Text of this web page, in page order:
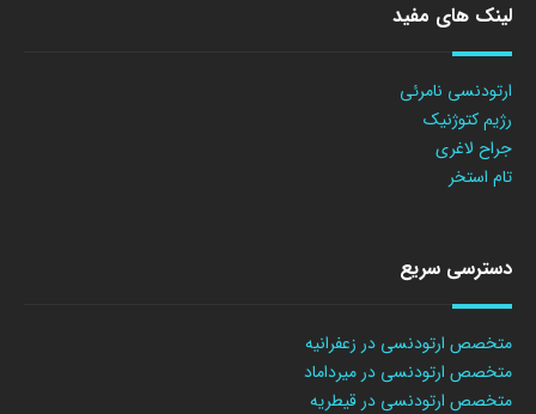
لینک های مفید
ارتودنسی نامرئی
رژیم کتوژنیک
جراح لاغری
تام استخر
دسترسی سریع
متخصص ارتودنسی در زعفرانیه
متخصص ارتودنسی در میرداماد
متخصص ارتودنسی در قیطریه